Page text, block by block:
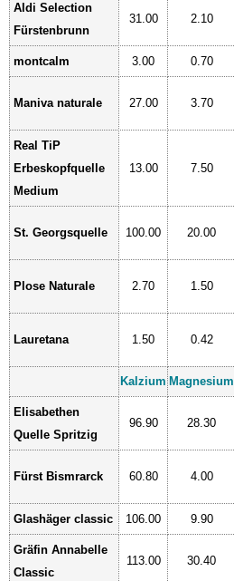
Aldi Selection
Fürstenbrunn
31.00 2.10
montcalm 3.00 0.70
Maniva naturale 27.00 3.70
Real TiP
Erbeskopfquelle
Medium
13.00 7.50
St. Georgsquelle 100.00 20.00
Plose Naturale 2.70 1.50
Lauretana 1.50 0.42
Kalzium Magnesium
Elisabethen
Quelle Spritzig
96.90 28.30
Fürst Bismrarck 60.80 4.00
Glashäger classic 106.00 9.90
Gräfin Annabelle
Classic
113.00 30.40